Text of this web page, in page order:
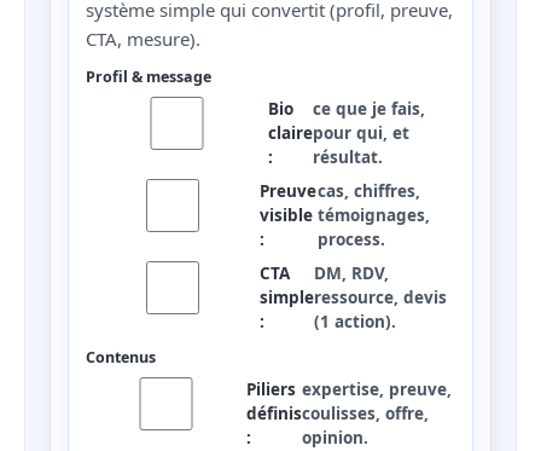
système simple qui convertit (profil, preuve,
CTA, mesure).
Profil & message
Bio
claire
:
ce que je fais,
pour qui, et
résultat.
Preuve
visible
:
cas, chiffres,
témoignages,
process.
CTA
simple
:
DM, RDV,
ressource, devis
(1 action).
Contenus
Piliers
définis
:
expertise, preuve,
coulisses, offre,
opinion.